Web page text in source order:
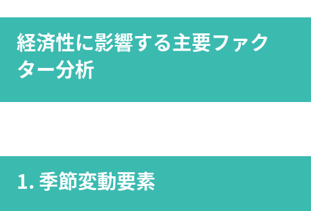
経済性に影響する主要ファク
ター分析
1. 季節変動要素